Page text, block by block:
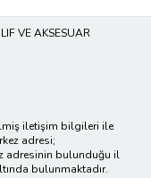
VE AKSESUAR
iletişim bilgileri ile
adresi;
adresinin bulunduğu il
bulunmaktadır.